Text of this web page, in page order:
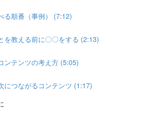
る順番（事例） (7:12)
を教える前に〇〇をする (2:13)
ンテンツの考え方 (5:05)
につながるコンテンツ (1:17)